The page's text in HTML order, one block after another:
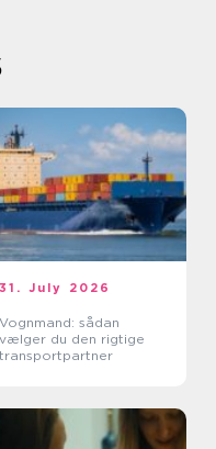
31. July 2026
Vognmand: sådan
vælger du den rigtige
transportpartner